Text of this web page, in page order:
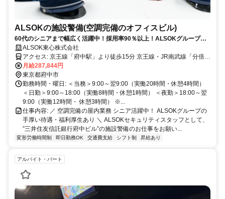
ALSOKの施設警備(空調完備のオフィスビル)
60代のシニアまで幅広く活躍中！採用率90％以上！ALSOKグループの
手厚い待遇・福利厚生あり
ALSOK東心株式会社
アクセス: 京王線「府中駅」より徒歩15分 京王線・JR南武線「分倍河
原駅」より徒歩12分 JR武蔵野線「北府中駅」より徒歩10分
月給287,844円
東京都府中市
勤務時間・曜日: ＜当務＞9:00～翌9:00（実働20時間・休憩4時間）
＜日勤＞9:00～18:00（実働8時間・休憩1時間） ＜夜勤＞18:00～翌
9:00（実働12時間・ 休憩3時間） ※...
仕事内容: ／ 空調完備の屋内業務 シニア活躍中！ ALSOKグループの
手厚い待遇・福利厚生あり ＼ ALSOKセキュリティスタッフとして、
”三井住友信託銀行府中ビル”の施設警備のお仕事をお願い...
変形労働時間制 即日勤務OK 交通費支給 シフト制 昇給あり
アルバイト・パート